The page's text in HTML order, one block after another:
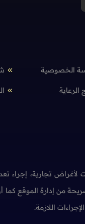
الخصوصية
الرعاية
تجارية، إجراء
من إدارة الموقع